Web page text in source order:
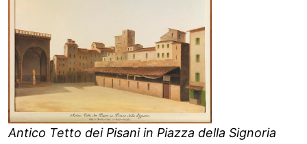
Antico Tetto dei Pisani in Piazza della Signoria